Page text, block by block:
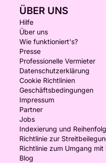
ÜBER UNS
Hilfe
Über uns
Wie funktioniert's?
Presse
Professionelle Vermieter
Datenschutzerklärung
Cookie Richtlinien
Geschäftsbedingungen
Impressum
Partner
Jobs
Indexierung und
Richtlinie zur
Richtlinie zum Umgang
Blog